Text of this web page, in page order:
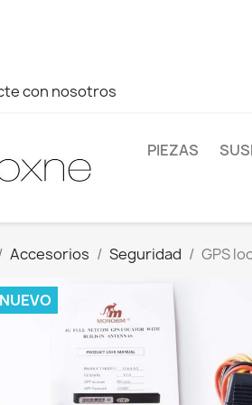
con nosotros
PIEZAS
Accesorios Seguridad GPS
NUEVO